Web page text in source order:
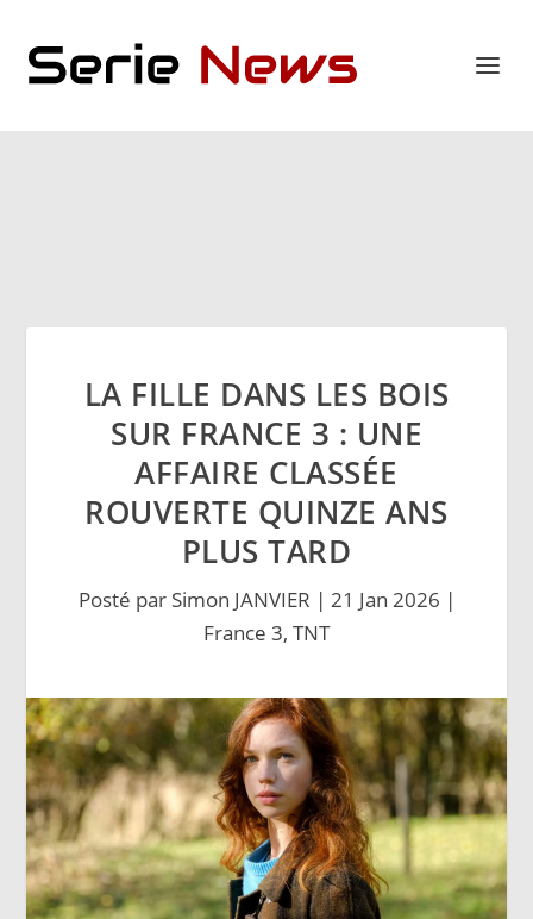
LA FILLE DANS LES BOIS
SUR FRANCE 3 : UNE
AFFAIRE CLASSÉE
ROUVERTE QUINZE ANS
PLUS TARD
Posté par Simon JANVIER | 21 Jan 2026 |
France 3, TNT